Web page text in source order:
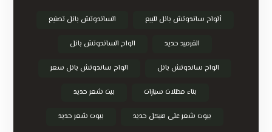
ألواح ساندوتش بانل للبيع الساندوتش بانل تصنيع
القرميد حديد الواح الساندوتش بانل
الواح ساندوتش بانل الواح ساندوتش بانل سعر
بناء مظلات سيارات بيت شعر حديد
بيوت شعر على هيكل حديد بيوت شعر حديد